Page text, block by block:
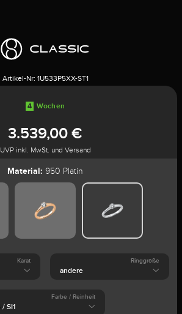
Artikel-Nr: 1U533P5XX-ST1
4 Wochen
3.539,00 €
UVP inkl. MwSt. und Versand
Material: 950 Platin
Karat Ringgröße
Farbe / Reinheit